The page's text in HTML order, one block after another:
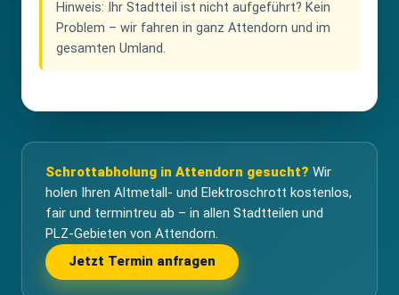
Hinweis: Ihr Stadtteil ist nicht aufgeführt? Kein
Problem – wir fahren in ganz Attendorn und im
gesamten Umland.
Schrottabholung in Attendorn gesucht? Wir
holen Ihren Altmetall- und Elektroschrott kostenlos,
fair und termintreu ab – in allen Stadtteilen und
PLZ-Gebieten von Attendorn.
Jetzt Termin anfragen